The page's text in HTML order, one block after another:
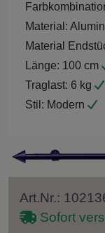
Material:
Material
Länge: 100 cm
Traglast: 6 kg
Stil: Modern
Art.Nr.:
Sofort